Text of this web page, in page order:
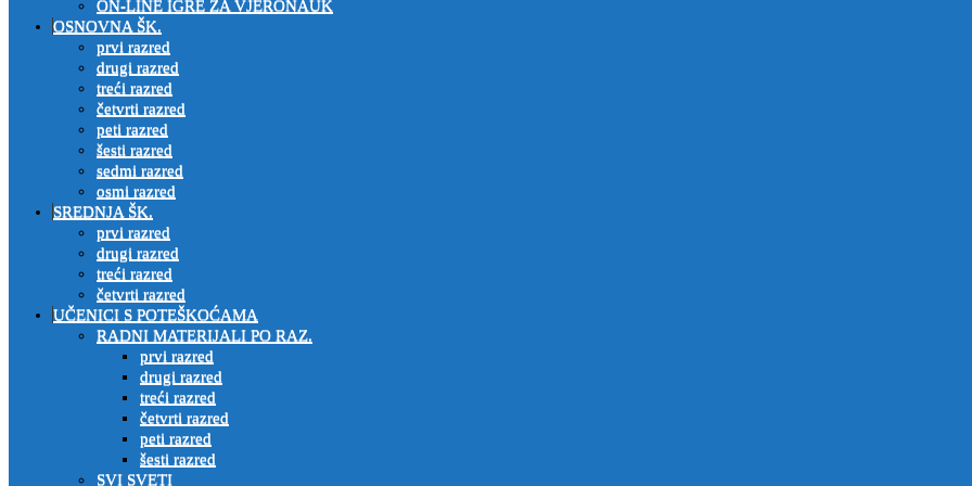
ON-LINE IGRE ZA VJERONAUK
OSNOVNA ŠK.
prvi razred
drugi razred
treći razred
četvrti razred
peti razred
šesti razred
sedmi razred
osmi razred
SREDNJA ŠK.
prvi razred
drugi razred
treći razred
četvrti razred
UČENICI S POTEŠKOĆAMA
RADNI MATERIJALI PO RAZ.
prvi razred
drugi razred
treći razred
četvrti razred
peti razred
šesti razred
SVI SVETI